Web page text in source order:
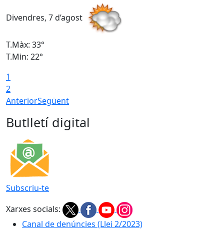
Divendres, 7 d’agost
T.Màx: 33°
T.Min: 22°
1
2
AnteriorSegüent
Butlletí digital
Subscriu-te
Xarxes socials:
Canal de denúncies (Llei 2/2023)